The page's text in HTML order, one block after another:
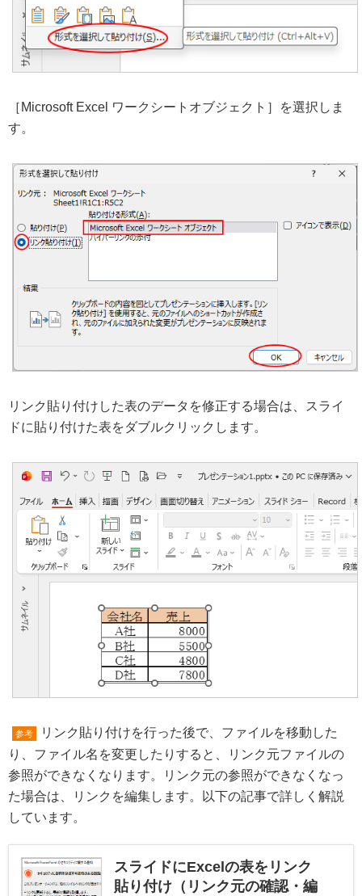
［Microsoft Excel ワークシートオブジェクト］を選択しま
す。
リンク貼り付けした表のデータを修正する場合は、スライ
ドに貼り付けた表をダブルクリックします。
参考
リンク貼り付けを行った後で、ファイルを移動した
り、ファイル名を変更したりすると、リンク元ファイルの
参照ができなくなります。リンク元の参照ができなくなっ
た場合は、リンクを編集します。以下の記事で詳しく解説
しています。
スライドにExcelの表をリンク
貼り付け（リンク元の確認・編